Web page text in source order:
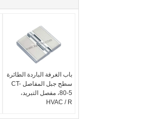
باب الغرفة الباردة الطائرة
سطح جبل المفاصل CT-
80-5، مفصل التبريد،
HVAC / R